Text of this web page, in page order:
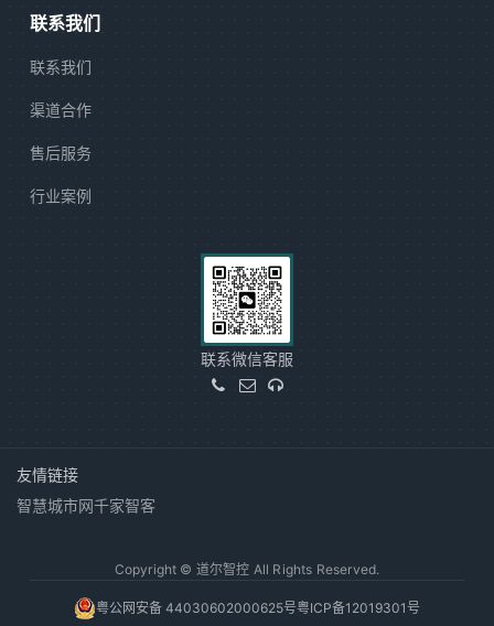
联系我们
联系我们
渠道合作
售后服务
行业案例
联系微信客服
友情链接
智慧城市网千家智客
Copyright © 道尔智控 All Rights Reserved.
粤公网安备 44030602000625号粤ICP备12019301号